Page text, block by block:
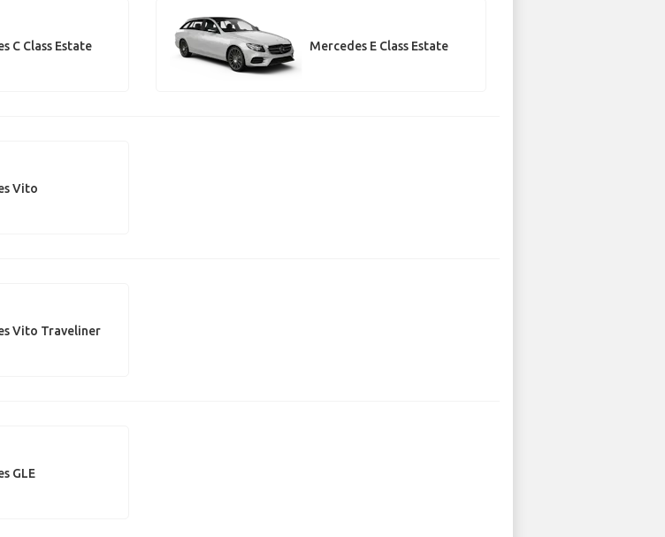
C Class Estate Mercedes E Class Estate
Vito
Vito Traveliner
GLE